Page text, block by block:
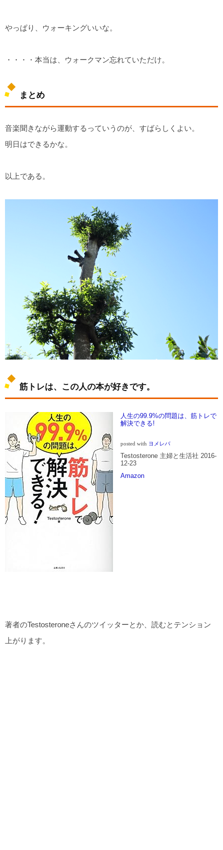
やっぱり、ウォーキングいいな。
・・・・本当は、ウォークマン忘れていただけ。
まとめ
音楽聞きながら運動するっていうのが、すばらしくよい。
明日はできるかな。
以上である。
筋トレは、この人の本が好きです。
人生の99.9%の問題は、筋トレで
解決できる!
posted with ヨメレバ
Testosterone 主婦と生活社 2016-
12-23
Amazon
著者のTestosteroneさんのツイッターとか、読むとテンション
上がります。